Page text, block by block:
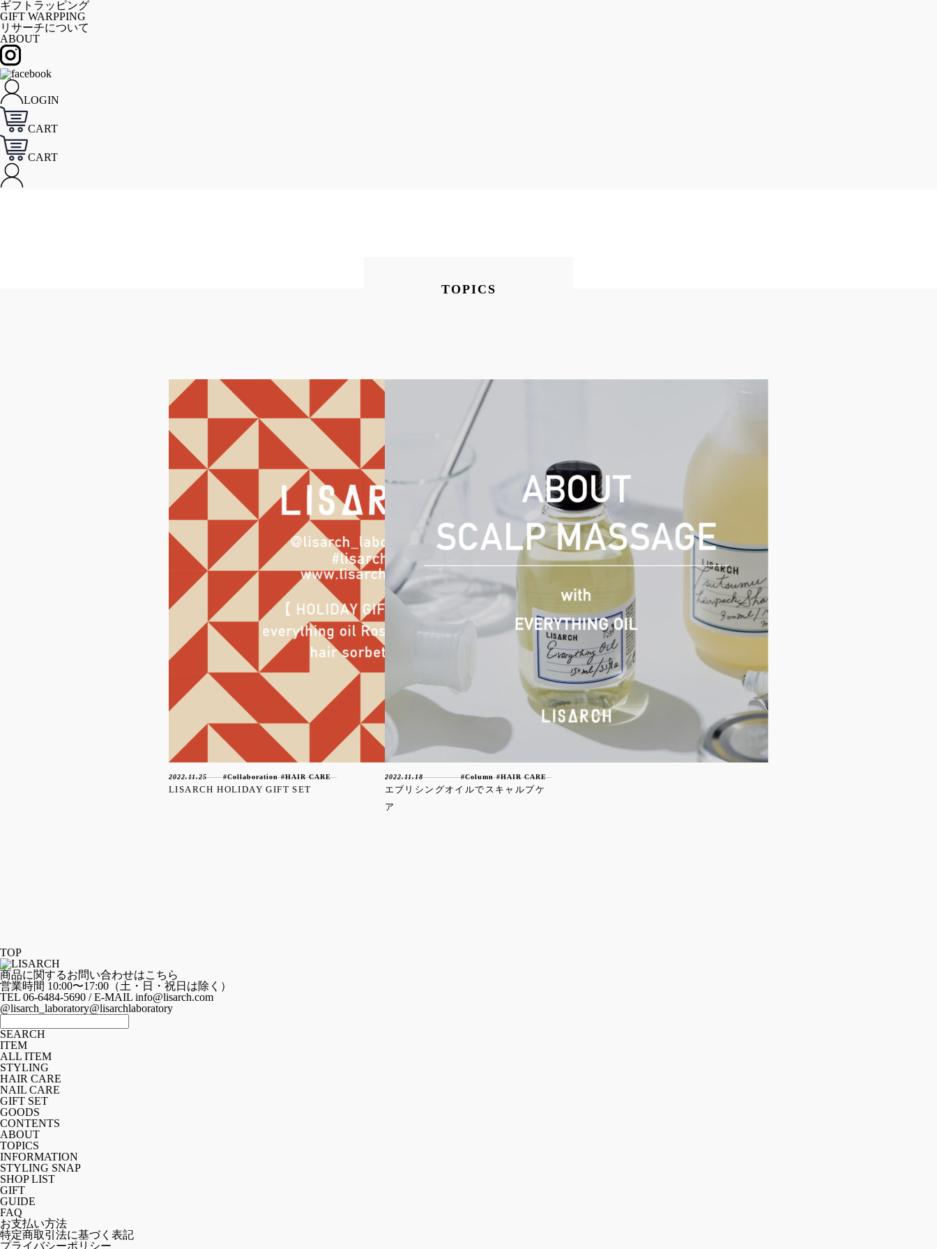
ギフトラッピング
GIFT WARPPING
リサーチについて
ABOUT
LOGIN
CART
CART
TOPICS
#Collaboration#HAIR CARE
2022.11.25
LISARCH HOLIDAY GIFT SET
#Column#HAIR CARE
2022.11.18
エブリシングオイルでスキャルプケ
ア
TOP
商品に関するお問い合わせはこちら
営業時間 10:00〜17:00（土・日・祝日は除く）
TEL 06-6484-5690 / E-MAIL info@lisarch.com
@lisarch_laboratory@lisarchlaboratory
SEARCH
ITEM
ALL ITEM
STYLING
HAIR CARE
NAIL CARE
GIFT SET
GOODS
CONTENTS
ABOUT
TOPICS
INFORMATION
STYLING SNAP
SHOP LIST
GIFT
GUIDE
FAQ
お支払い方法
特定商取引法に基づく表記
プライバシーポリシー